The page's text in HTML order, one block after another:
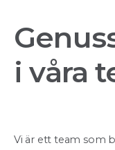
i våra
Vi är ett team som